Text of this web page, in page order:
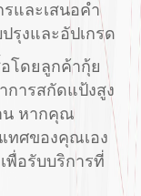
และเสนอคำ
รุงและอัปเกรด
โดยลูกค้ากุ้ย
การสกัดแป้งสูง
น หากคุณ
ทศของคุณเอง
พื่อรับบริการที่